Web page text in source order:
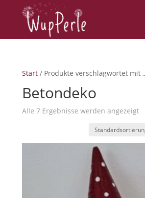
Start/ Produkte verschlagwortet mit
Betondeko
Alle 7 Ergebnisse werden angezeigt